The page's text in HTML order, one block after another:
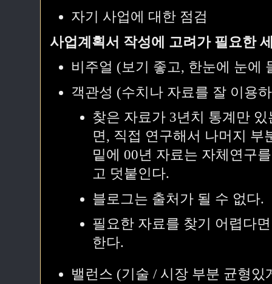
자기 사업에 대한 점검
사업계획서 작성에 고려가 필요한
비주얼 (보기 좋고, 한눈에 눈에
객관성 (수치나 자료를 잘 이용
찾은 자료가 3년치 통계만
면, 직접 연구해서 나머지 부
밑에 00년 자료는 자체연구
고 덧붙인다.
블로그는 출처가 될 수 없다.
필요한 자료를 찾기 어렵다
한다.
밸런스 (기술 / 시장 부분 균형있